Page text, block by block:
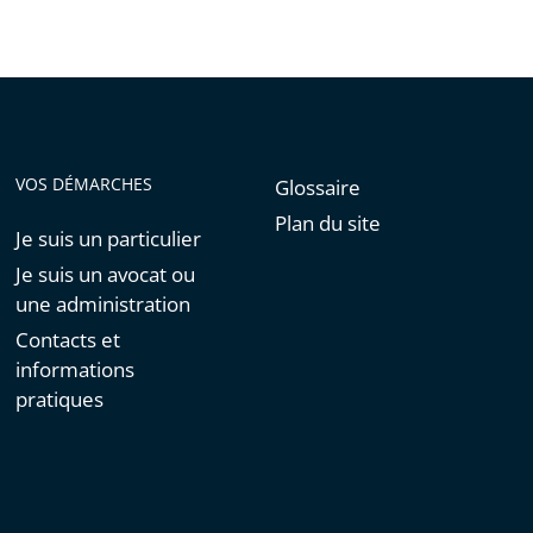
VOS DÉMARCHES
Je suis un particulier
Je suis un avocat ou
une administration
Contacts et
informations
pratiques
Glossaire
Plan du site